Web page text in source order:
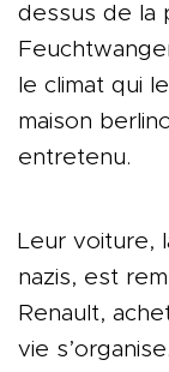
dessus de la
le climat qui
maison
entretenu.
Leur voiture,
nazis, est
Renault,
vie